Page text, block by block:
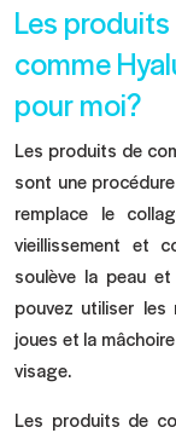
Les
comme
pour moi?
Les produits de
sont une
remplace le
vieillissement et
soulève la peau
pouvez utiliser les
joues et la
visage.
Les produits de